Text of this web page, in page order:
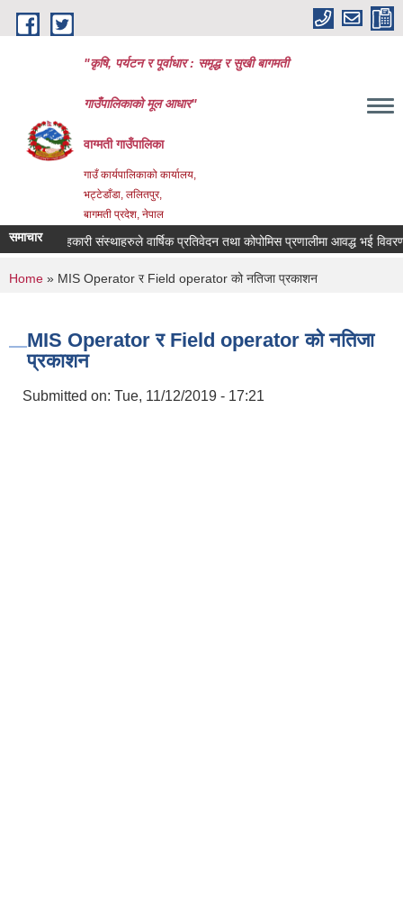
Skip to main content
"कृषि, पर्यटन र पूर्वाधार : समृद्ध र सुखी बागमती
गाउँपालिकाको मूल आधार"
वाग्मती गाउँपालिका
गाउँ कार्यपालिकाको कार्यालय,
भट्टेडाँडा, ललितपुर,
बागमती प्रदेश, नेपाल
समाचार सहकारी संस्थाहरुले वार्षिक प्रतिवेदन तथा कोपोमिस प्रणालीमा आवद्ध भई विवरण
You are here
Home » MIS Operator र Field operator को नतिजा प्रकाशन
MIS Operator र Field operator को नतिजा
प्रकाशन
Submitted on: Tue, 11/12/2019 - 17:21